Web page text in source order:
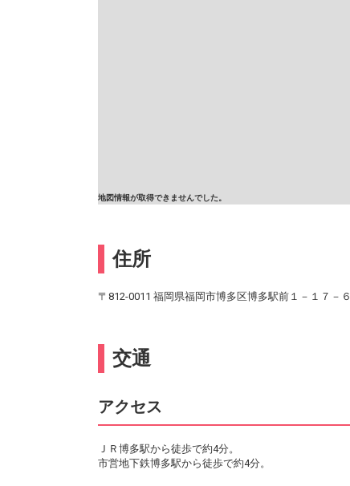
地図情報が取得できませんでした。
住所
〒812-0011 福岡県福岡市博多区博多駅前１－１７－６
交通
アクセス
ＪＲ博多駅から徒歩で約4分。
市営地下鉄博多駅から徒歩で約4分。